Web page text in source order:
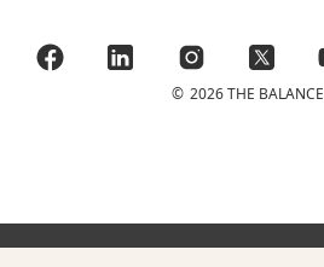
© 2026 THE BALANCE